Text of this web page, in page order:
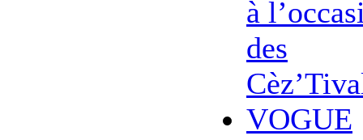
à
des
VOGUE